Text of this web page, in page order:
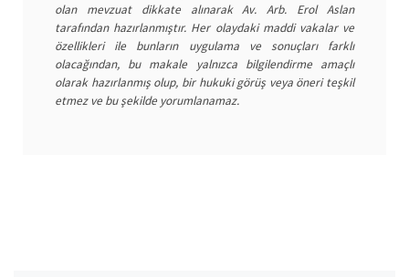
olan mevzuat dikkate alınarak Av. Arb. Erol Aslan
tarafından hazırlanmıştır. Her olaydaki maddi vakalar ve
özellikleri ile bunların uygulama ve sonuçları farklı
olacağından, bu makale yalnızca bilgilendirme amaçlı
olarak hazırlanmış olup, bir hukuki görüş veya öneri teşkil
etmez ve bu şekilde yorumlanamaz.